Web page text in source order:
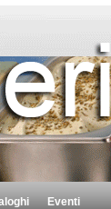
Eventi